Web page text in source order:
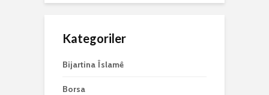
Kategoriler
Bijartina Îslamê
Borsa